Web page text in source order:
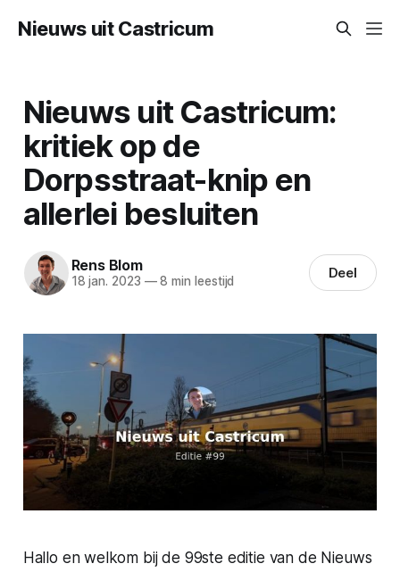
Nieuws uit Castricum
Nieuws uit Castricum:
kritiek op de
Dorpsstraat-knip en
allerlei besluiten
Rens Blom
18 jan. 2023 —8 min leestijd Deel
Hallo en welkom bij de 99ste editie van de Nieuws